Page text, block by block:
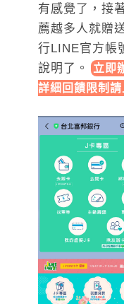
有感覺了，接
薦越多人就贈
行LINE官方帳
說明了。
立即
詳細回饋限制